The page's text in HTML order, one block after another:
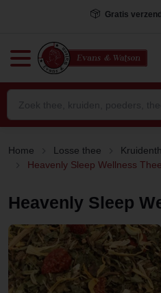
Gratis
Home Losse thee
Heavenly Sleep Wellness Thee
Heavenly Sleep